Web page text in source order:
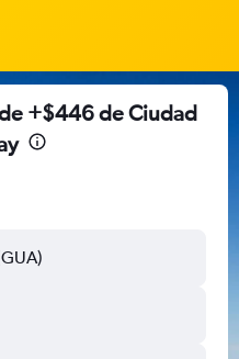
+$446 de Ciudad